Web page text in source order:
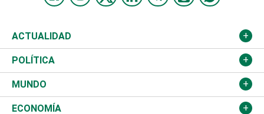
ACTUALIDAD
Nacional
Ciudad
Educación
POLÍTICA
Partidos
JCE
MUNDO
Estados Unidos
ECONOMÍA